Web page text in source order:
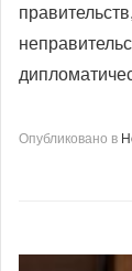
Опубликовано в